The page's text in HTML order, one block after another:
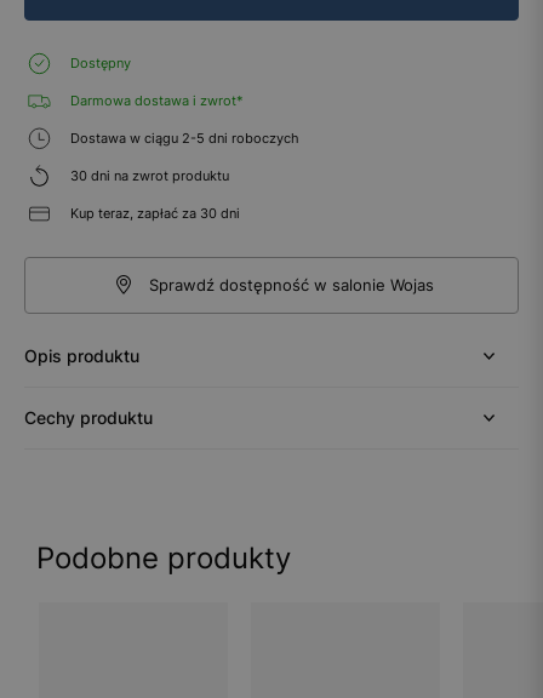
Dostępny
Darmowa dostawa i zwrot*
Dostawa w ciągu 2-5 dni roboczych
30 dni na zwrot produktu
Kup teraz, zapłać za 30 dni
Sprawdź dostępność w salonie Wojas
Opis produktu
Cechy produktu
Podobne produkty